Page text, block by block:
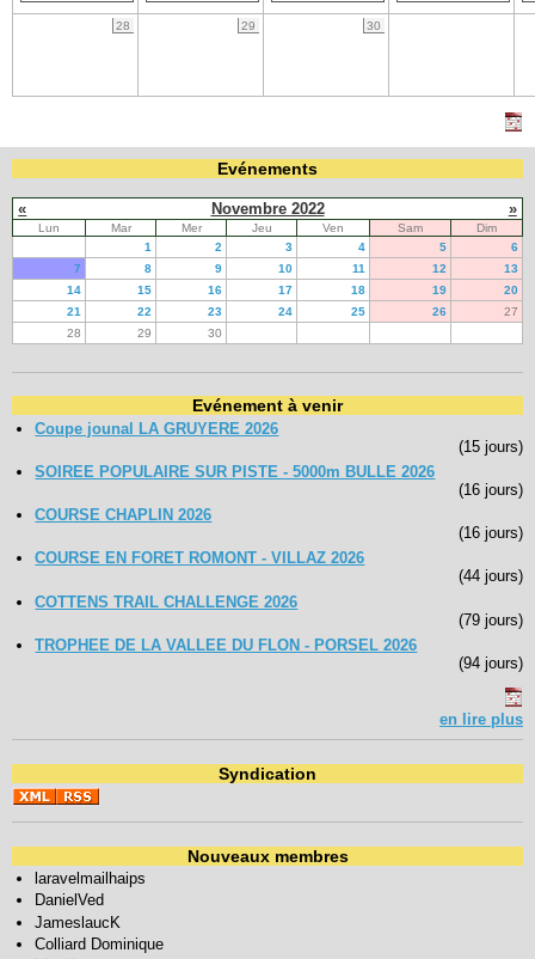
28 29 30
Evénements
« Novembre 2022 »
Lun Mar Mer Jeu Ven Sam
Dim
1
2 3 4 5
6
7
8 9 10 11 12
13
14
15 16 17 18 19
20
21
22 23 24 25 26
27
28
29 30
Evénement à venir
Coupe jounal LA GRUYERE 2026
(15 jours)
SOIREE POPULAIRE SUR PISTE - 5000m BULLE 2026
(16 jours)
COURSE CHAPLIN 2026
(16 jours)
COURSE EN FORET ROMONT - VILLAZ 2026
(44 jours)
COTTENS TRAIL CHALLENGE 2026
(79 jours)
TROPHEE DE LA VALLEE DU FLON - PORSEL 2026
(94 jours)
en lire plus
Syndication
Nouveaux membres
laravelmailhaips
DanielVed
JameslaucK
Colliard Dominique